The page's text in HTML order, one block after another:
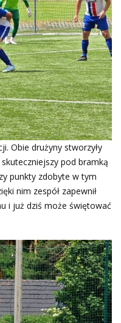
Obie drużyny stworzyły
pod bramką
punkty zdobyte w tym
nim zespół zapewnił
i już dziś może świętować